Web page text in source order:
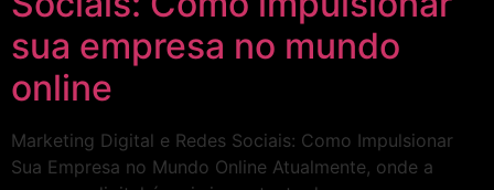
sua empresa no mundo
online
Marketing Digital e Redes Sociais: Como Impulsionar
Sua Empresa no Mundo Online Atualmente, onde a